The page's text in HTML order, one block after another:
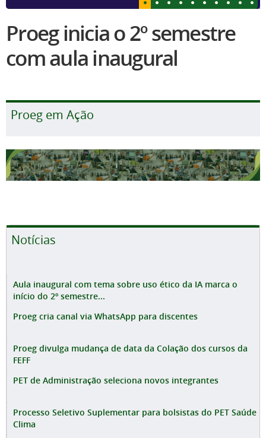
Proeg inicia o 2º semestre
com aula inaugural
Proeg em Ação
Notícias
Aula inaugural com tema sobre uso ético da IA marca o
início do 2º semestre...
Proeg cria canal via WhatsApp para discentes
Proeg divulga mudança de data da Colação dos cursos da
FEFF
PET de Administração seleciona novos integrantes
Processo Seletivo Suplementar para bolsistas do PET Saúde
Clima